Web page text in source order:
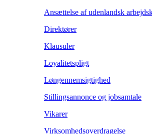
Ansættelse af udenlandsk
Direktører
Klausuler
Loyalitetspligt
Løngennemsigtighed
Stillingsannonce og jobsamtale
Vikarer
Virksomhedsoverdragelse